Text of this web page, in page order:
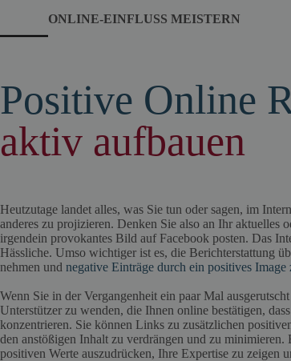
ONLINE-EINFLUSS MEISTERN
Positive Online
aktiv aufbauen
Heutzutage landet alles, was Sie tun oder sagen, im
anderes zu projizieren. Denken Sie also an Ihr aktuelles
irgendein provokantes Bild auf Facebook posten. Das
Hässliche. Umso wichtiger ist es, die Berichterstattung
nehmen und negative Einträge durch ein positives Image
Wenn Sie in der Vergangenheit ein paar Mal
Unterstützer zu wenden, die Ihnen online bestätigen,
konzentrieren. Sie können Links zu zusätzlichen
den anstößigen Inhalt zu verdrängen und zu
positiven Werte auszudrücken, Ihre Expertise zu zeigen